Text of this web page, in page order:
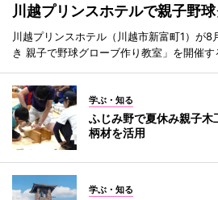
川越プリンスホテルで親子野
川越プリンスホテル（川越市新富町1）が
き 親子で野球グローブ作り教室」を開催す
学ぶ・知る
ふじみ野で夏休み親子
柄材を活用
学ぶ・知る